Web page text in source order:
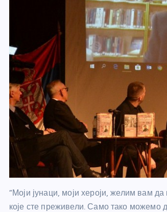
“Моји јунаци, моји хероји, желим вам
које сте преживели. Само тако можемо